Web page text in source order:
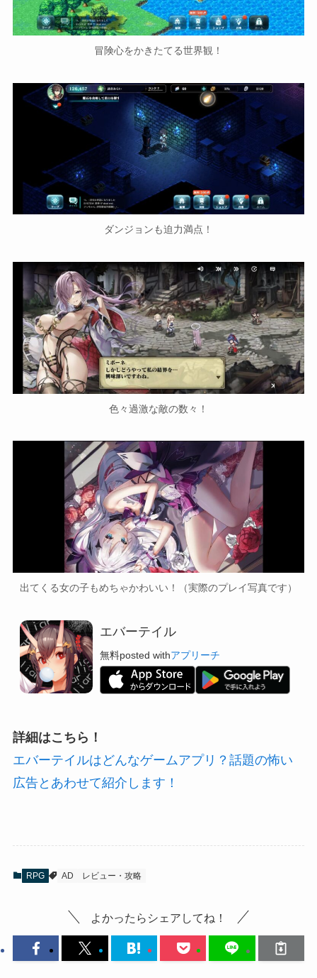
冒険心をかきたてる世界観！
ダンジョンも迫力満点！
色々過激な敵の数々！
出てくる女の子もめちゃかわいい！（実際のプレイ写真です）
エバーテイル
無料posted withアプリーチ
詳細はこちら！
エバーテイルはどんなゲームアプリ？話題の怖い
広告とあわせて紹介します！
RPG AD レビュー・攻略
よかったらシェアしてね！